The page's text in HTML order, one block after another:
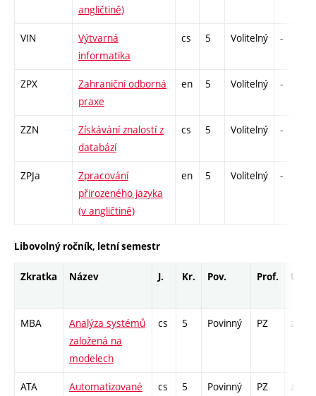
angličtině)
VIN
Výtvarná
informatika
cs 5 Volitelný -
ZPX
Zahraniční odborná
praxe
en 5 Volitelný -
ZZN
Získávání znalostí z
databází
cs 5 Volitelný -
ZPJa
Zpracování
přirozeného jazyka
(v angličtině)
en 5 Volitelný -
Libovolný ročník, letní semestr
Zkratka Název J. Kr. Pov. Prof. Uk.
MBA
Analýza systémů
založená na
modelech
cs 5 Povinný PZ zk
ATA
Automatizované
cs 5 Povinný PZ zk